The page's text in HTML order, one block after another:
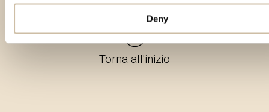
Deny
Torna all'inizio